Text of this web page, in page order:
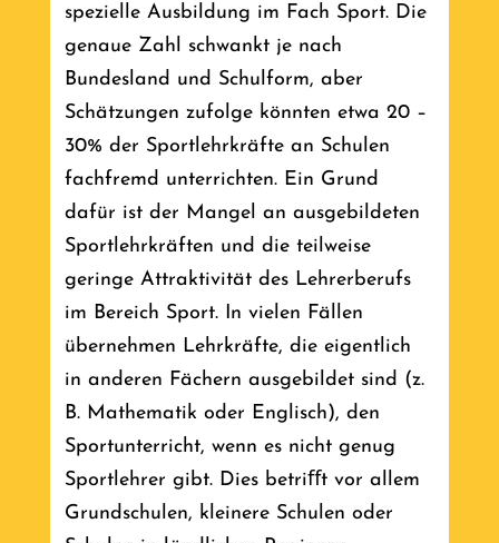
spezielle Ausbildung im Fach Sport. Die
genaue Zahl schwankt je nach
Bundesland und Schulform, aber
Schätzungen zufolge könnten etwa 20 –
30% der Sportlehrkräfte an Schulen
fachfremd unterrichten. Ein Grund
dafür ist der Mangel an ausgebildeten
Sportlehrkräften und die teilweise
geringe Attraktivität des Lehrerberufs
im Bereich Sport. In vielen Fällen
übernehmen Lehrkräfte, die eigentlich
in anderen Fächern ausgebildet sind (z.
B. Mathematik oder Englisch), den
Sportunterricht, wenn es nicht genug
Sportlehrer gibt. Dies betriﬀt vor allem
Grundschulen, kleinere Schulen oder